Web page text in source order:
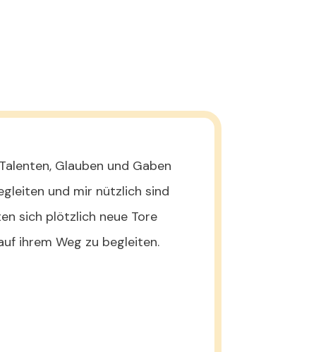
Glauben und Gaben
und mir nützlich sind
sich plötzlich neue Tore
ihrem Weg zu begleiten.